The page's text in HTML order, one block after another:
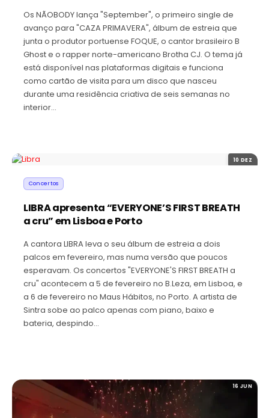
Os NÃOBODY lança "September", o primeiro single de
avanço para "CAZA PRIMAVERA", álbum de estreia que
junta o produtor portuense FOQUE, o cantor brasileiro B
Ghost e o rapper norte-americano Brotha CJ. O tema já
está disponível nas plataformas digitais e funciona
como cartão de visita para um disco que nasceu
durante uma residência criativa de seis semanas no
interior…
10 DEZ
Concertos
LIBRA apresenta “EVERYONE’S FIRST BREATH
a cru” em Lisboa e Porto
A cantora LIBRA leva o seu álbum de estreia a dois
palcos em fevereiro, mas numa versão que poucos
esperavam. Os concertos "EVERYONE'S FIRST BREATH a
cru" acontecem a 5 de fevereiro no B.Leza, em Lisboa, e
a 6 de fevereiro no Maus Hábitos, no Porto. A artista de
Sintra sobe ao palco apenas com piano, baixo e
bateria, despindo…
16 JUN